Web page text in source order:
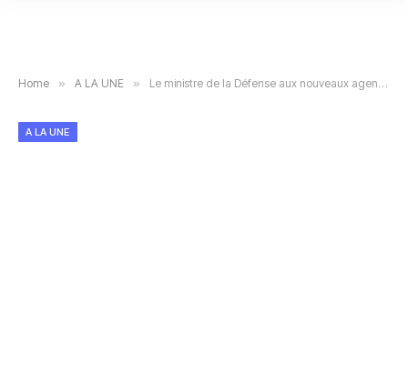
Home » A LA UNE » Le ministre de la Défense aux nouveaux agents de l’Etat : « Vous ne devez pas être ces fonctionnaires qui volent… pour construire en Europe »
A LA UNE